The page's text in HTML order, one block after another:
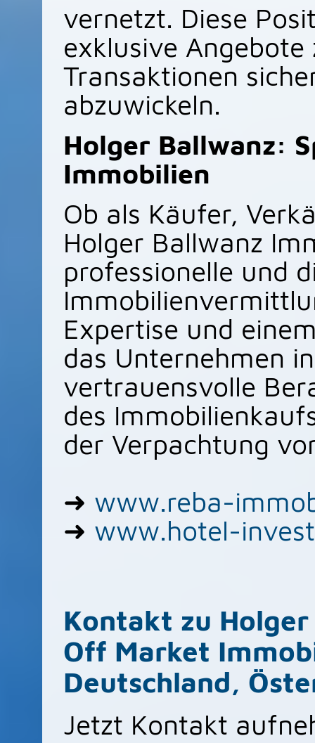
vernetzt. Diese
exklusive
Transaktionen
abzuwickeln.
Holger Ballwanz:
Immobilien
Ob als Käufer,
Holger Ballwanz
professionelle und
Expertise und
das Unternehmen
vertrauensvolle
des
der Verpachtung
➜ www.reba-
➜ www.hotel-
Kontakt zu
Off Market
Deutschland,
Jetzt Kontakt